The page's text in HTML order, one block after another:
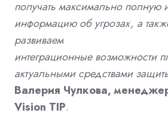
получать максимально полную
информацию об угрозах, а
развиваем
интеграционные возможности
актуальными средствами
Валерия Чулкова,
Vision TIP.